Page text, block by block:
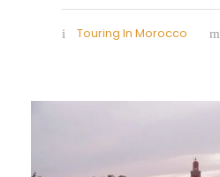
Touring In Morocco